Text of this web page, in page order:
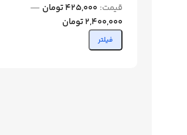
فیلتر
قیمت: 425,000 تومان
—
2,400,000 تومان